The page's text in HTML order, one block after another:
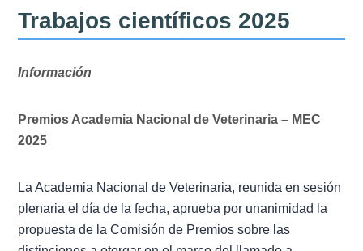
ANV
Comisiones
Relaciones
Trabajos científicos 2025
Información
Premios Academia Nacional de Veterinaria – MEC
2025
La Academia Nacional de Veterinaria, reunida en sesión
plenaria el día de la fecha, aprueba por unanimidad la
propuesta de la Comisión de Premios sobre las